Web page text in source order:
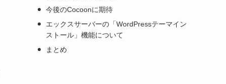
今後のCocoonに期待
エックスサーバーの「WordPressテーマイン
ストール」機能について
まとめ